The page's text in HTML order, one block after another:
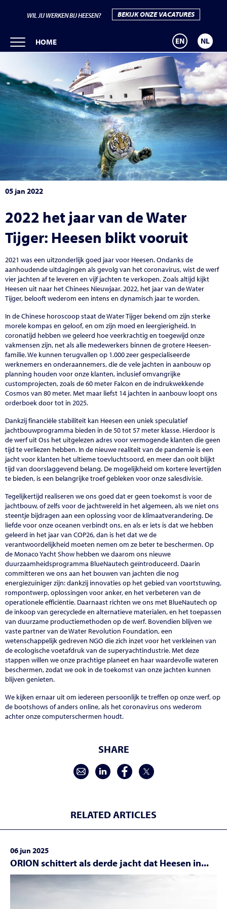
WIL JIJ WERKEN BIJ HEESEN? BEKIJK ONZE VACATURES
HOME EN NL
05 jan 2022
2022 het jaar van de Water
Tijger: Heesen blikt vooruit
2021 was een uitzonderlijk goed jaar voor Heesen. Ondanks de
aanhoudende uitdagingen als gevolg van het coronavirus, wist de werf
vier jachten af te leveren en vijf jachten te verkopen. Zoals altijd kijkt
Heesen uit naar het Chinees Nieuwjaar. 2022, het jaar van de Water
Tijger, belooft wederom een intens en dynamisch jaar te worden.
In de Chinese horoscoop staat de Water Tijger bekend om zijn sterke
morele kompas en geloof, en om zijn moed en leergierigheid. In
coronatijd hebben we geleerd hoe veerkrachtig en toegewijd onze
vakmensen zijn, net als alle medewerkers binnen de grotere Heesen-
familie. We kunnen terugvallen op 1.000 zeer gespecialiseerde
werknemers en onderaannemers, die de vele jachten in aanbouw op
planning houden voor onze klanten, inclusief omvangrijke
customprojecten, zoals de 60 meter Falcon en de indrukwekkende
Cosmos van 80 meter. Met maar liefst 14 jachten in aanbouw loopt ons
orderboek door tot in 2025.
Dankzij financiële stabiliteit kan Heesen een uniek speculatief
jachtbouwprogramma bieden in de 50 tot 57 meter klasse. Hierdoor is
de werf uit Oss het uitgelezen adres voor vermogende klanten die geen
tijd te verliezen hebben. In de nieuwe realiteit van de pandemie is een
jacht voor klanten het ultieme toevluchtsoord, en meer dan ooit blijkt
tijd van doorslaggevend belang. De mogelijkheid om kortere levertijden
te bieden, is een belangrijke troef gebleken voor onze salesdivisie.
Tegelijkertijd realiseren we ons goed dat er geen toekomst is voor de
jachtbouw, of zelfs voor de jachtwereld in het algemeen, als we niet ons
steentje bijdragen aan een oplossing voor de klimaatverandering. De
liefde voor onze oceanen verbindt ons, en als er iets is dat we hebben
geleerd in het jaar van COP26, dan is het dat we de
verantwoordelijkheid moeten nemen om ze beter te beschermen. Op
de Monaco Yacht Show hebben we daarom ons nieuwe
duurzaamheidsprogramma BlueNautech geïntroduceerd. Daarin
committeren we ons aan het bouwen van jachten die nog
energiezuiniger zijn: dankzij innovaties op het gebied van voortstuwing,
rompontwerp, oplossingen voor anker, en het verbeteren van de
operationele efficiëntie. Daarnaast richten we ons met BlueNautech op
de inkoop van gerecyclede en alternatieve materialen, en het toepassen
van duurzame productiemethoden op de werf. Bovendien blijven we
vaste partner van de Water Revolution Foundation, een
wetenschappelijk gedreven NGO die zich inzet voor het verkleinen van
de ecologische voetafdruk van de superyachtindustrie. Met deze
stappen willen we onze prachtige planeet en haar waardevolle wateren
beschermen, zodat we ook in de toekomst van onze jachten kunnen
blijven genieten.
We kijken ernaar uit om iedereen persoonlijk te treffen op onze werf, op
de bootshows of anders online, als het coronavirus ons wederom
achter onze computerschermen houdt.
SHARE
RELATED ARTICLES
06 jun 2025
ORION schittert als derde jacht dat Heesen in...